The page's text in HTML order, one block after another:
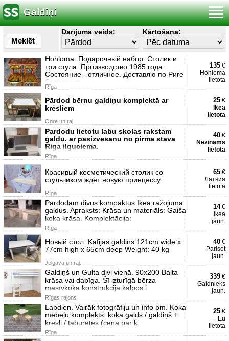
Galdiņi
Meklēt
Darījuma veids: Kārtošana:
Hohloma. Подарочный набор. Столик и
три стула. Производство 1985 года.
Состояние - отличное. Доставлю по Риге
бесплатно.
Rīga
135 €
Hohloma
lietota
Pārdod bērnu galdiņu komplektā ar
krēsliem
Ogre un raj.
25 €
Ikea
lietota
Pardodu lietotu labu skolas rakstam
galdu. ar pasizvesanu no pirma stava
Riga ilguciema.
Rīga
40 €
Nezinams
lietota
Красивый косметический столик со
стульчиком ждёт новую принцессу.
Rīga
65 €
Латвия
lietota
Pārdodam divus kompaktus Ikea ražojuma
galdus. Apraksts: Krāsa un materiāls: Gaiša
koka krāsa. Komplektācija:
Rīga
14€
Ikea
jaun.
Новый стол. Kafijas galdins 121cm wide x
77cm high x 65cm deep Weight: 40 kg
Jelgava un raj.
40 €
Parisot
jaun.
Galdiņš un Gulta divi vienā. 90x200 Balta
krāsa vai dabīga. Šī izturīgā bērza
masīvkoka konstrukcija kalpos i
Rīgas rajons
339 €
Galdnieks
jaun.
Labdien. Vairāk fotogrāfiju un info pm. Koka
mēbeļu komplekts: koka galds / galdiņš +
krēsli / taburetes (cena par k
Rīga
25 €
Eu
lietota